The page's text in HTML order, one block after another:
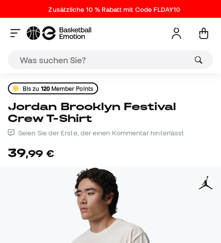
Zusätzliche 10 % Rabatt mit Code FLDAY10
Bis zu 120Member Points
Jordan Brooklyn Festival
Crew T-Shirt
Seien Sie der Erste, der einen Kommentar hinterlässt
39,99 €